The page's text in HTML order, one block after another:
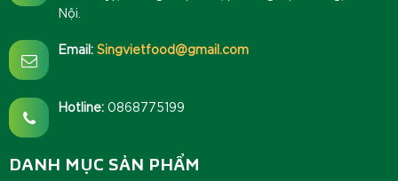
Nội.
Email: Singvietfood@gmail.com
Hotline: 0868775199
DANH MỤC SẢN PHẨM